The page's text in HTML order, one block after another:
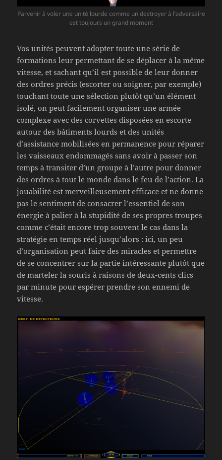
Parvenir à voler une unité lourde comme un destroyer à l’adversaire
est toujours un grand moment
Vos unités peuvent adopter toute une série de
formations leur permettant de se déplacer à la même
vitesse, et sachant qu’il est possible de leur donner
des ordres précis (escorter ou soigner, par exemple)
touchant toute une sélection plutôt qu’un élément
isolé, on peut facilement organiser une armée
complexe avec des corvettes disposées en escorte
autour des bâtiments lourds et des unités
d’assistance mobilisées en permanence pour réparer
les vaisseaux endommagés sans avoir à passer son
temps à transiter d’un groupe à l’autre pour donner
des ordres à tout le monde dans le feu de l’action. La
jouabilité est merveilleusement efficace et ne donne
pas le sentiment de consacrer l’essentiel de son
énergie à palier à la stupidité de ses propres troupes
comme c’était encore trop souvent le cas dans la
stratégie en temps réel jusqu’alors : ici, un peu
d’organisation peut faire des miracles et permettre
de se concentrer sur la partie intéressante plutôt que
de marteler la souris à raisons de deux-cents clics
par minute pour espérer prendre son ennemi de
vitesse.